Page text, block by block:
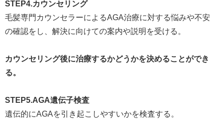
STEP4.カウンセリング
毛髪専門カウンセラーによるAGA治療に対する悩みや不安
の確認をし、解決に向けての案内や説明を受ける。
カウンセリング後に治療するかどうかを決めることができ
る。
STEP5.AGA遺伝子検査
遺伝的にAGAを引き起こしやすいかを検査する。